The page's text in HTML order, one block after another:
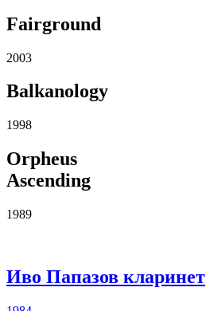
Fairground
2003
Balkanology
1998
Orpheus
Ascending
1989
Иво Папазов кларинет